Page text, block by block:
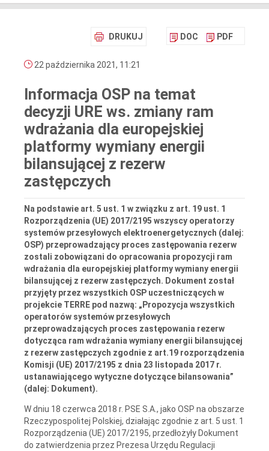
DRUKUJ DOC PDF
22 października 2021, 11:21
Informacja OSP na temat
decyzji URE ws. zmiany ram
wdrażania dla europejskiej
platformy wymiany energii
bilansującej z rezerw
zastępczych
Na podstawie art. 5 ust. 1 w związku z art. 19 ust. 1
Rozporządzenia (UE) 2017/2195 wszyscy operatorzy
systemów przesyłowych elektroenergetycznych (dalej:
OSP) przeprowadzający proces zastępowania rezerw
zostali zobowiązani do opracowania propozycji ram
wdrażania dla europejskiej platformy wymiany energii
bilansującej z rezerw zastępczych. Dokument został
przyjęty przez wszystkich OSP uczestniczących w
projekcie TERRE pod nazwą: „Propozycja wszystkich
operatorów systemów przesyłowych
przeprowadzających proces zastępowania rezerw
dotycząca ram wdrażania wymiany energii bilansującej
z rezerw zastępczych zgodnie z art.19 rozporządzenia
Komisji (UE) 2017/2195 z dnia 23 listopada 2017 r.
ustanawiającego wytyczne dotyczące bilansowania”
(dalej: Dokument).
W dniu 18 czerwca 2018 r. PSE S.A., jako OSP na obszarze
Rzeczypospolitej Polskiej, działając zgodnie z art. 5 ust. 1
Rozporządzenia (UE) 2017/2195, przedłożyły Dokument
do zatwierdzenia przez Prezesa Urzędu Regulacji